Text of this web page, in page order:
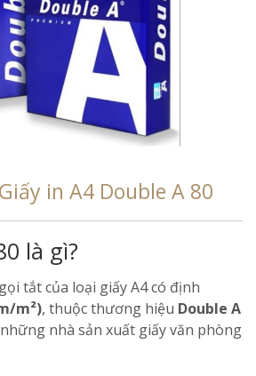
Giấy in A4 Double A 80
là gì?
tắt của loại giấy A4 có định
m²), thuộc thương hiệu Double A
nhà sản xuất giấy văn phòng